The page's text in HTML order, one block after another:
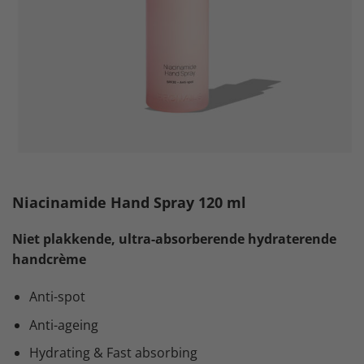
Niacinamide Hand Spray 120 ml
Niet plakkende, ultra-absorberende hydraterende
handcrème
Anti-spot
Anti-ageing
Hydrating & Fast absorbing